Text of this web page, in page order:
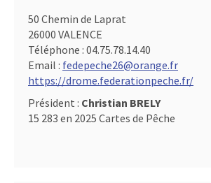
50 Chemin de Laprat
26000 VALENCE
Téléphone : 04.75.78.14.40
Email : fedepeche26@orange.fr
https://drome.federationpeche.fr/
Président : Christian BRELY
15 283 en 2025 Cartes de Pêche